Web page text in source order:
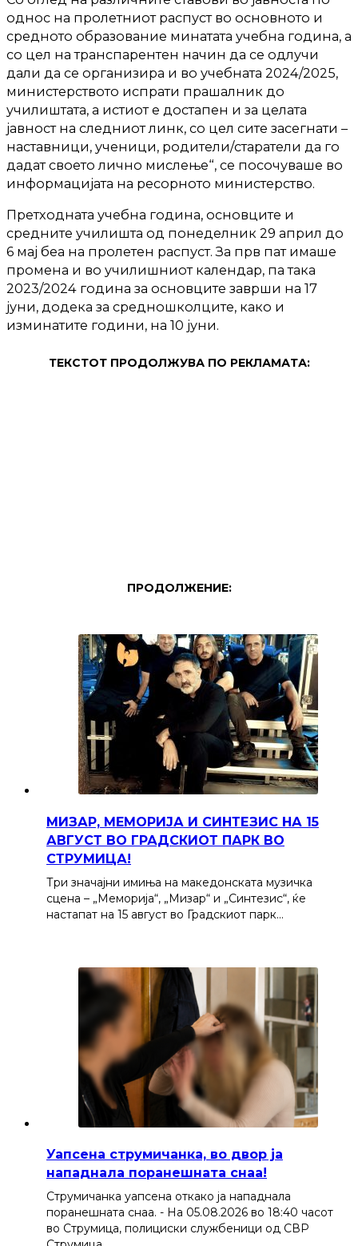
однос на пролетниот распуст во основното и
средното образование минатата учебна година, а
со цел на транспарентен начин да се одлучи
дали да се организира и во учебната 2024/2025,
министерството испрати прашалник до
училиштата, а истиот е достапен и за целата
јавност на следниот линк, со цел сите засегнати –
наставници, ученици, родители/старатели да го
дадат своето лично мислење“, се посочуваше во
информацијата на ресорното министерство.
Претходната учебна година, основците и
средните училишта од понеделник 29 април до
6 мај беа на пролетен распуст. За прв пат имаше
промена и во училишниот календар, па така
2023/2024 година за основците заврши на 17
јуни, додека за средношколците, како и
изминатите години, на 10 јуни.
ТЕКСТОТ ПРОДОЛЖУВА ПО РЕКЛАМАТА:
ПРОДОЛЖЕНИЕ:
МИЗАР, МЕМОРИЈА И СИНТЕЗИС НА 15
АВГУСТ ВО ГРАДСКИОТ ПАРК ВО
СТРУМИЦА!
Три значајни имиња на македонската музичка
сцена – „Меморија“, „Мизар“ и „Синтезис“, ќе
настапат на 15 август во Градскиот парк…
Уапсена струмичанка, во двор ја
нападнала поранешната снаа!
Струмичанка уапсена откако ја нападнала
поранешната снаа. - На 05.08.2026 во 18:40 часот
во Струмица, полициски службеници од СВР